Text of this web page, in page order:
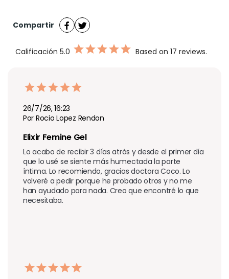
Compartir
Calificación 5.0 Based on 17 reviews.
26/7/26, 16:23
Por Rocio Lopez Rendon
Elixir Femine Gel
Lo acabo de recibir 3 días atrás y desde el primer día
que lo usé se siente más humectada la parte
íntima. Lo recomiendo, gracias doctora Coco. Lo
volveré a pedir porque he probado otros y no me
han ayudado para nada. Creo que encontré lo que
necesitaba.